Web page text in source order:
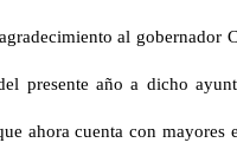
al gobernador
presente año a dicho
ahora cuenta con mayores